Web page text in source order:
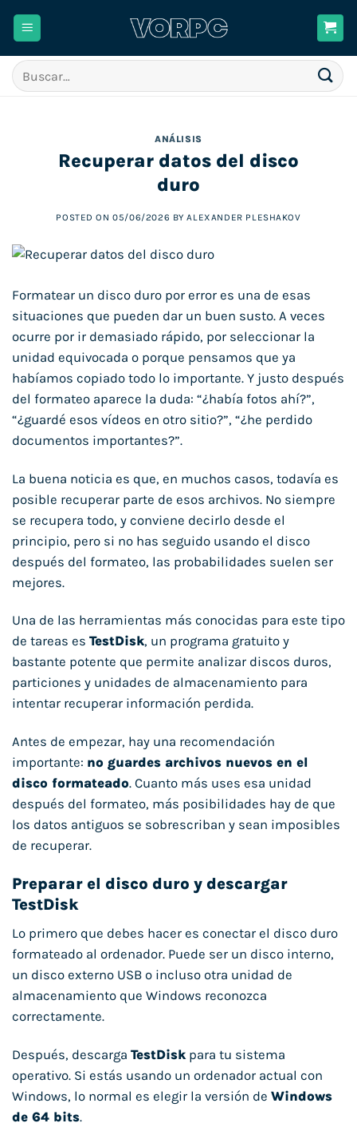
Buscar
por:
ANÁLISIS
Recuperar datos del disco
duro
POSTED ON05/06/2026 BYALEXANDER PLESHAKOV
Formatear un disco duro por error es una de esas
situaciones que pueden dar un buen susto. A veces
ocurre por ir demasiado rápido, por seleccionar la
unidad equivocada o porque pensamos que ya
habíamos copiado todo lo importante. Y justo después
del formateo aparece la duda: “¿había fotos ahí?”,
“¿guardé esos vídeos en otro sitio?”, “¿he perdido
documentos importantes?”.
La buena noticia es que, en muchos casos, todavía es
posible recuperar parte de esos archivos. No siempre
se recupera todo, y conviene decirlo desde el
principio, pero si no has seguido usando el disco
después del formateo, las probabilidades suelen ser
mejores.
Una de las herramientas más conocidas para este tipo
de tareas es TestDisk, un programa gratuito y
bastante potente que permite analizar discos duros,
particiones y unidades de almacenamiento para
intentar recuperar información perdida.
Antes de empezar, hay una recomendación
importante: no guardes archivos nuevos en el
disco formateado. Cuanto más uses esa unidad
después del formateo, más posibilidades hay de que
los datos antiguos se sobrescriban y sean imposibles
de recuperar.
Preparar el disco duro y descargar
TestDisk
Lo primero que debes hacer es conectar el disco duro
formateado al ordenador. Puede ser un disco interno,
un disco externo USB o incluso otra unidad de
almacenamiento que Windows reconozca
correctamente.
Después, descarga TestDiskpara tu sistema
operativo. Si estás usando un ordenador actual con
Windows, lo normal es elegir la versión de Windows
de 64 bits.